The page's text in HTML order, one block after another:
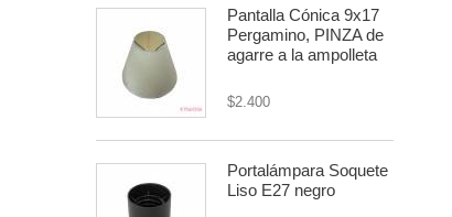
Pantalla Cónica 9x17
Pergamino, PINZA de
agarre a la ampolleta
$2.400
Portalámpara Soquete
Liso E27 negro